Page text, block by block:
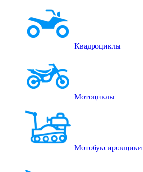
Квадроциклы
Мотоциклы
Мотобуксировщики